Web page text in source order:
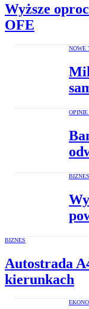
Wyższe
OFE
NOWE
BIZNES
BIZNES
Autostrada
kierunkach